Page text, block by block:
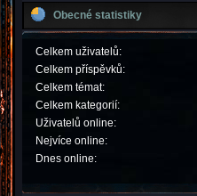
Obecné statistiky
Celkem uživatelů:
Celkem příspěvků:
Celkem témat:
Celkem kategorií:
Uživatelů online:
Nejvíce online:
Dnes online: